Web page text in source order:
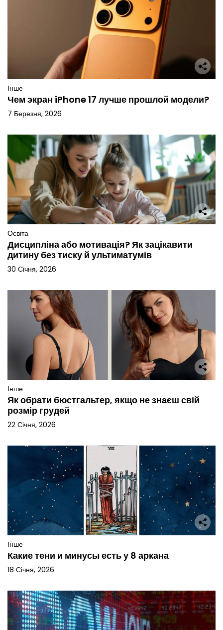
Інше
Чем экран iPhone 17 лучше прошлой модели?
7 Березня, 2026
Освіта
Дисципліна або мотивація? Як зацікавити
дитину без тиску й ультиматумів
30 Січня, 2026
Інше
Як обрати бюстгальтер, якщо не знаєш свій
розмір грудей
22 Січня, 2026
Інше
Какие тени и минусы есть у 8 аркана
18 Січня, 2026